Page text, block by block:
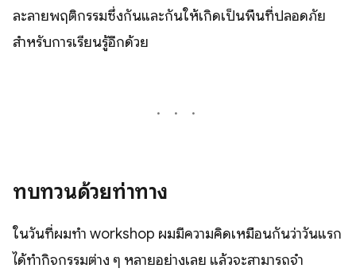
ละลายพฤติกรรมซึ่งกันและกันให้เกิดเป็นพื้นที่ปลอดภัย
สำหรับการเรียนรู้อีกด้วย
ทบทวนด้วยท่าทาง
ในวันที่ผมทำ workshop ผมมีความคิดเหมือนกันว่าวันแรก
ได้ทำกิจกรรมต่าง ๆ หลายอย่างเลย แล้วจะสามารถจำ